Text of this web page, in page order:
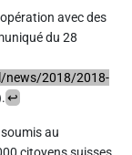
avec des
du 28
news/2018/2018-
↩
au